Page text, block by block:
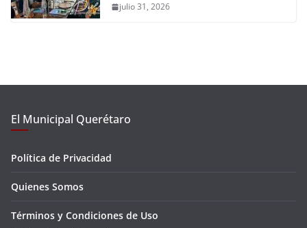
julio 31, 2026
El Municipal Querétaro
Política de Privacidad
Quienes Somos
Términos y Condiciones de Uso